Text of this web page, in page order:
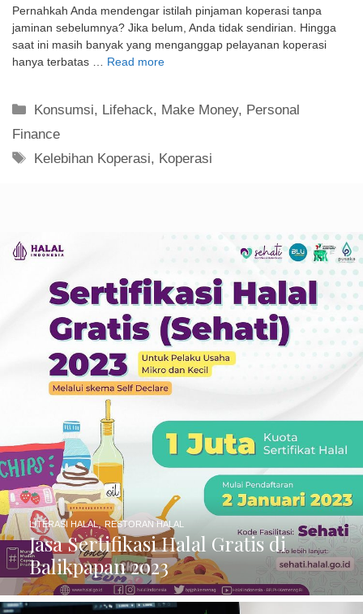
Pernahkah Anda mendengar istilah pinjaman koperasi tanpa
jaminan sebelumnya? Jika belum, Anda tidak sendirian. Hingga
saat ini masih banyak yang menganggap pelayanan koperasi
hanya terbatas …
Read more
Kategori
Konsumsi, Lifehack, Make Money, Personal
Finance
Tag
Kelebihan Koperasi, Koperasi
Jasa Sertifikasi Halal Gratis di
Balikpapan 2023
LITERASI HALAL, RESTORAN HALAL